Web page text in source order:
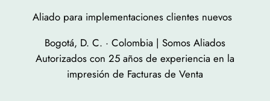
Aliado para implementaciones clientes nuevos
Bogotá, D. C. · Colombia | Somos Aliados
Autorizados con 25 años de experiencia en la
impresión de Facturas de Venta